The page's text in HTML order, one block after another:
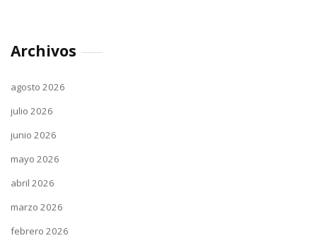
Archivos
agosto 2026
julio 2026
junio 2026
mayo 2026
abril 2026
marzo 2026
febrero 2026